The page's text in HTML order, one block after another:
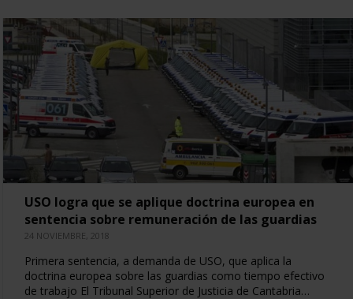
USO logra que se aplique doctrina europea en
sentencia sobre remuneración de las guardias
24 NOVIEMBRE, 2018
Primera sentencia, a demanda de USO, que aplica la
doctrina europea sobre las guardias como tiempo efectivo
de trabajo El Tribunal Superior de Justicia de Cantabria…